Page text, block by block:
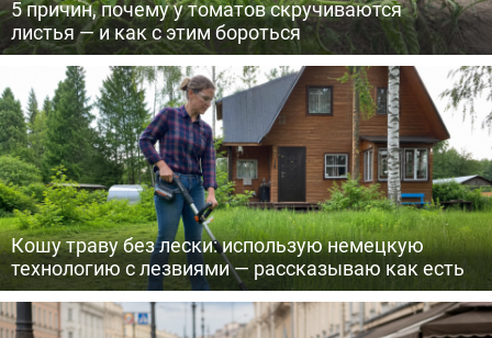
5 причин, почему у томатов скручиваются
листья — и как с этим бороться
Кошу траву без лески: использую немецкую
технологию с лезвиями — рассказываю как есть